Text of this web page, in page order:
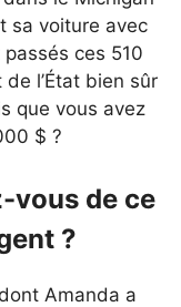
sa voiture avec
ces 510
l’État bien sûr
que vous avez
$ ?
vous de ce
?
Amanda a